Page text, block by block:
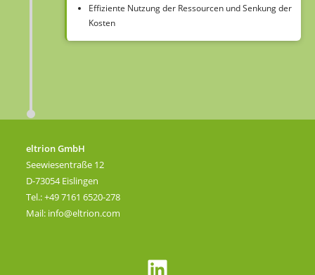
Effiziente Nutzung der Ressourcen und Senkung der
Kosten
eltrion GmbH
Seewiesentraße 12
D-73054 Eislingen
Tel.: +49 7161 6520-278
Mail: info@eltrion.com